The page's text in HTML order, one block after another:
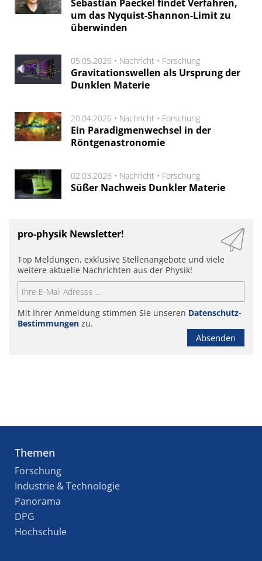
Sebastian Paeckel findet Verfahren,
um das Nyquist-Shannon-Limit zu
überwinden
05.05.2026 • Nachricht • Forschung
Gravitationswellen als Ursprung der
Dunklen Materie
20.04.2026 • Nachricht • Forschung
Ein Paradigmenwechsel in der
Röntgenastronomie
02.03.2026 • Nachricht • Forschung
Süßer Nachweis Dunkler Materie
pro-physik Newsletter!
Top Meldungen, exklusive Stellenangebote und viele
weitere aktuelle Nachrichten aus der Physik!
Mit Ihrer Anmeldung stimmen Sie unseren Datenschutz-
Bestimmungen zu.
Absenden
Themen
Forschung
Industrie & Technologie
Panorama
DPG
Hochschule